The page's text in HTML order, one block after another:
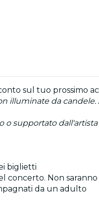
sul tuo prossimo
illuminate da
supportato
biglietti
concerto. Non
da un adulto